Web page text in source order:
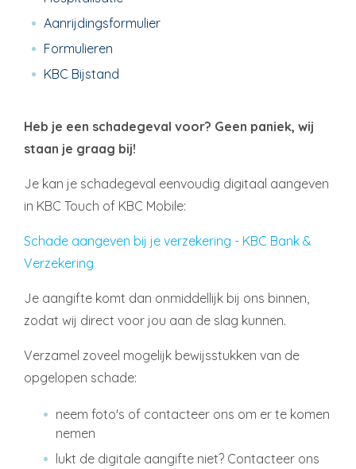
Aanrijdingsformulier
Formulieren
KBC Bijstand
Heb je een schadegeval voor? Geen paniek, wij
staan je graag bij!
Je kan je schadegeval eenvoudig digitaal aangeven
in KBC Touch of KBC Mobile:
Schade aangeven bij je verzekering - KBC Bank &
Verzekering
Je aangifte komt dan onmiddellijk bij ons binnen,
zodat wij direct voor jou aan de slag kunnen.
Verzamel zoveel mogelijk bewijsstukken van de
opgelopen schade:
neem foto's of contacteer ons om er te komen
nemen
lukt de digitale aangifte niet? Contacteer ons